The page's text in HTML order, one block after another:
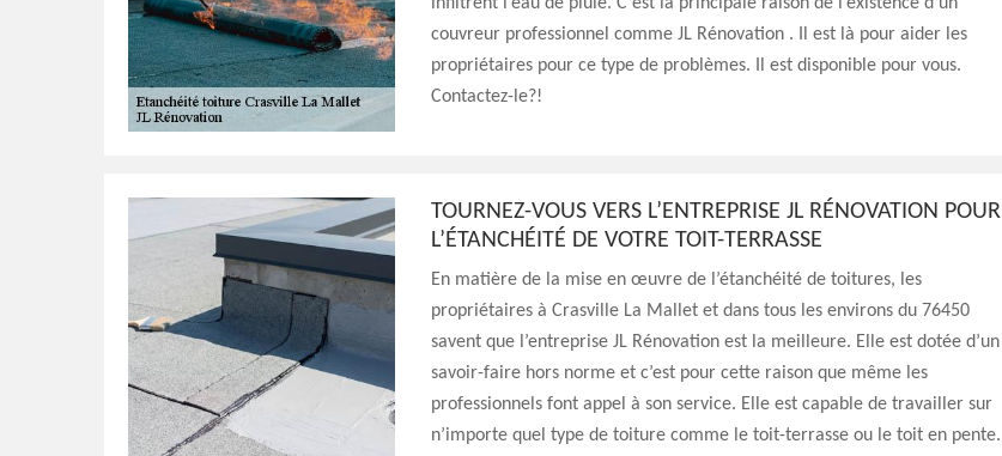
couvreur professionnel comme JL Rénovation . Il est là pour aider les
propriétaires pour ce type de problèmes. Il est disponible pour vous.
Contactez-le?!
TOURNEZ-VOUS VERS L’ENTREPRISE JL RÉNOVATION POUR
L’ÉTANCHÉITÉ DE VOTRE TOIT-TERRASSE
En matière de la mise en œuvre de l’étanchéité de toitures, les
propriétaires à Crasville La Mallet et dans tous les environs du 76450
savent que l’entreprise JL Rénovation est la meilleure. Elle est dotée d’un
savoir-faire hors norme et c’est pour cette raison que même les
professionnels font appel à son service. Elle est capable de travailler sur
n’importe quel type de toiture comme le toit-terrasse ou le toit en pente.